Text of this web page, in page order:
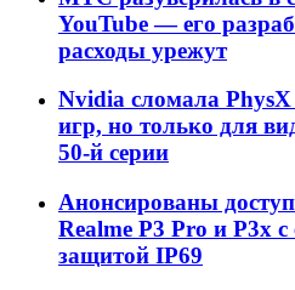
YouTube — его
расходы урежут
Nvidia сломала
игр, но только для
50-й серии
Анонсированы
Realme P3 Pro и P3x
защитой IP69